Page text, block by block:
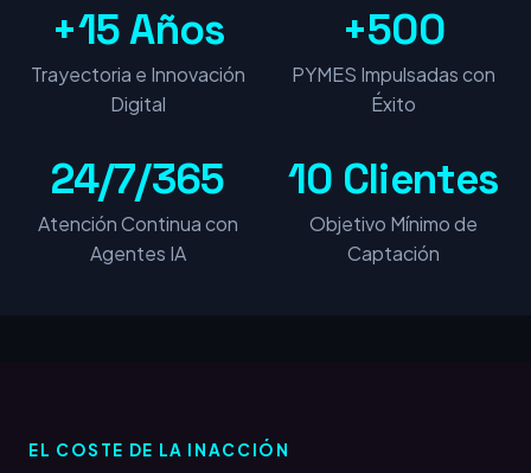
+15 Años
Trayectoria e Innovación
Digital
+500
PYMES Impulsadas con
Éxito
24/7/365
Atención Continua con
Agentes IA
10 Clientes
Objetivo Mínimo de
Captación
EL COSTE DE LA INACCIÓN